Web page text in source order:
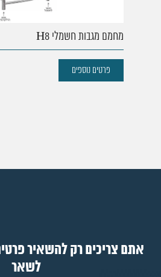
מחמם מגבות חשמלי H8
פרטים נוספים
אתם צריכים רק להשאיר
לשאר